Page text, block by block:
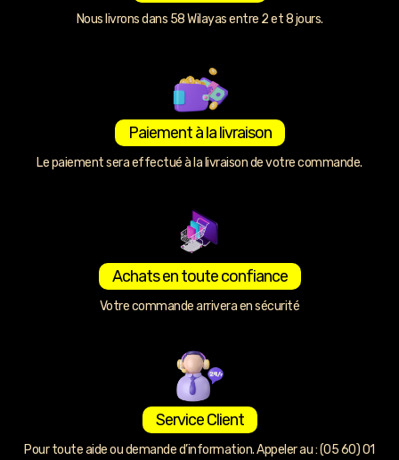
Nous livrons dans 58 Wilayas entre 2 et 8 jours.
Paiement à la livraison
Le paiement sera effectué à la livraison de votre commande.
Achats en toute confiance
Votre commande arrivera en sécurité
Service Client
Pour toute aide ou demande d’information. Appeler au : (05 60) 01